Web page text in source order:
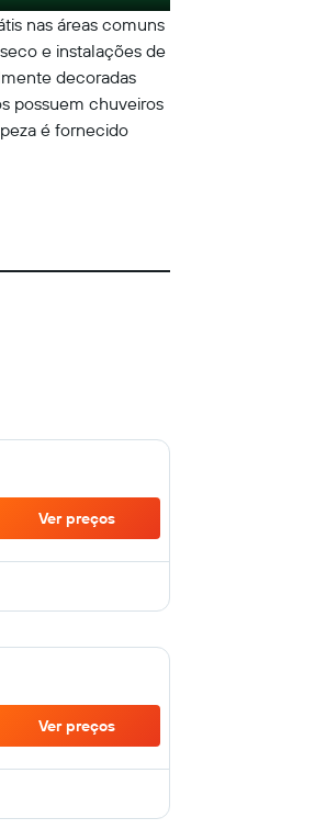
nas áreas comuns
e instalações de
decoradas
possuem chuveiros
é fornecido
Ver preços
Ver preços